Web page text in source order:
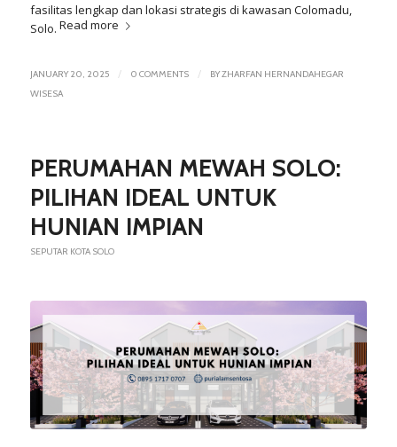
fasilitas lengkap dan lokasi strategis di kawasan Colomadu,
Solo. Read more
JANUARY 20, 2025 / 0 COMMENTS / BYZHARFAN HERNANDAHEGAR
WISESA
PERUMAHAN MEWAH SOLO:
PILIHAN IDEAL UNTUK
HUNIAN IMPIAN
SEPUTAR KOTA SOLO